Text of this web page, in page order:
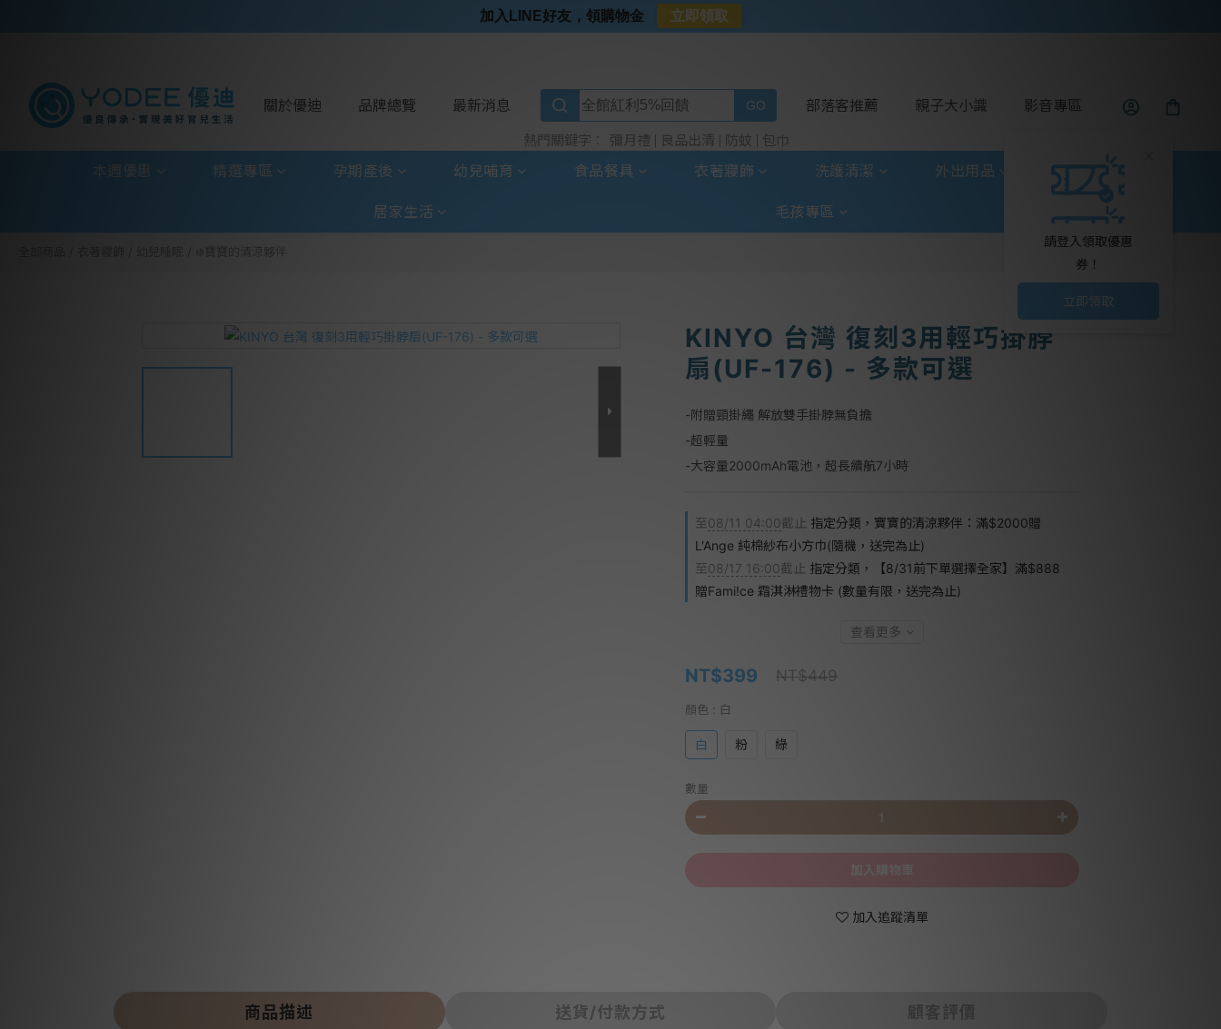
⭐加入LINE好友⭐
⭐超取選全家⭐滿$888贈霜淇淋禮物卡
關於優迪 品牌總覽 最新消息
熱門關鍵字： 彌月禮 良品出清 防蚊 包巾
部落客推薦 親子大小識 影音專區
請登入領取優惠
券！
立即領取
本週優惠 精選專區 孕期產後 幼兒哺育 食品餐具 衣著寢飾 洗護清潔 外出用品 玩具童書
居家生活 毛孩專區
KINYO 台灣 復刻3用輕巧掛脖
扇(UF-176) - 多款可選
-附贈頸掛繩 解放雙手掛脖無負擔
-超輕量
-大容量2000mAh電池，超長續航7小時
至08/11 04:00截止 指定分類，寶寶的清涼夥伴：滿$2000贈
L'Ange 純棉紗布小方巾(隨機，送完為止)
至08/17 16:00截止 指定分類，【8/31前下單選擇全家】滿$888
贈Fami!ce 霜淇淋禮物卡 (數量有限，送完為止)
查看更多
NT$399 NT$449
顏色 : 白
白 粉 綠
數量
加入追蹤清單
商品描述 送貨/付款方式 顧客評價
加入LINE好友，領購物金 立即領取